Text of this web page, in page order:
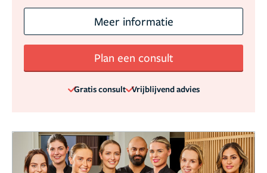
Meer informatie
Plan een consult
Gratis consult Vrijblijvend advies